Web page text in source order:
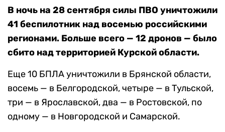
В ночь на 28 сентября силы ПВО уничтожили
41 беспилотник над восемью российскими
регионами. Больше всего — 12 дронов — было
сбито над территорией Курской области.
Еще 10 БПЛА уничтожили в Брянской области,
восемь — в Белгородской, четыре — в Тульской,
три — в Ярославской, два — в Ростовской, по
одному — в Новгородской и Самарской.